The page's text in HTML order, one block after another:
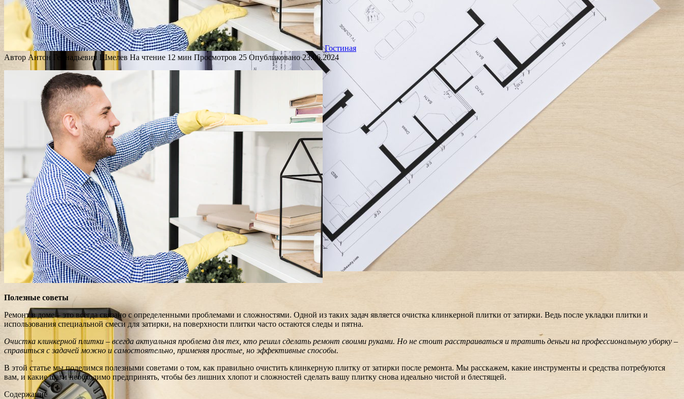
Гостиная
Автор Антон Геннадьевич Шмелев На чтение 12 мин Просмотров 25 Опубликовано 23.06.2024
Полезные советы
Ремонт в доме – это всегда связано с определенными проблемами и сложностями. Одной из таких задач является очистка клинкерной плитки от затирки. Ведь после укладки плитки и
использования специальной смеси для затирки, на поверхности плитки часто остаются следы и пятна.
Очистка клинкерной плитки – всегда актуальная проблема для тех, кто решил сделать ремонт своими руками. Но не стоит расстраиваться и тратить деньги на профессиональную уборку –
справиться с задачей можно и самостоятельно, применяя простые, но эффективные способы.
В этой статье мы поделимся полезными советами о том, как правильно очистить клинкерную плитку от затирки после ремонта. Мы расскажем, какие инструменты и средства потребуются
вам, и какие шаги необходимо предпринять, чтобы без лишних хлопот и сложностей сделать вашу плитку снова идеально чистой и блестящей.
Содержание